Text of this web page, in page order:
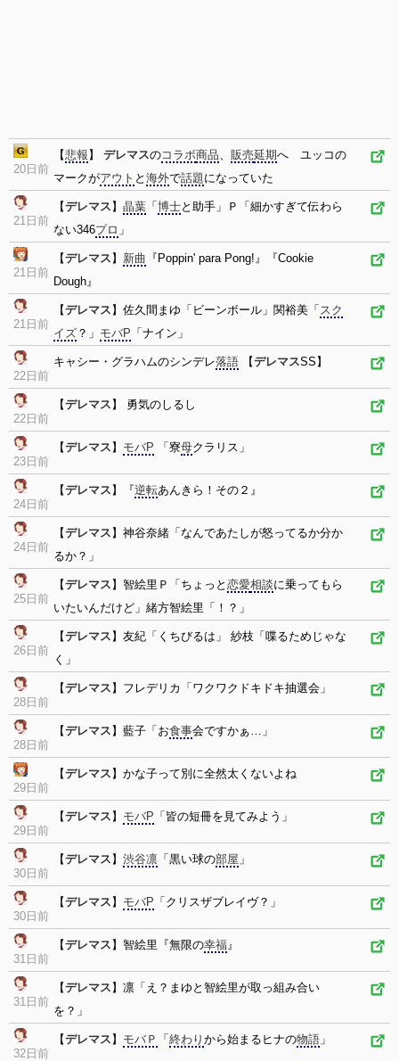
20日前
【悲報 】 デレマスのコラボ商品、 販売延期へ ユッコの
マークがアウト と 海外で話題になっていた
21日前
【デレマス 】 晶葉 「 博士と助手」Ｐ「細かすぎて伝わら
ない346プロ 」
21日前
【デレマス 】 新曲 『Poppin' para Pong!』『Cookie
Dough』
21日前
【デレマス 】佐久間まゆ「ビーンボール」関裕美「 スク
イズ ？」 モバP 「ナイン」
22日前
キャシー・グラハムのシンデレ落語 【デレマスSS】
22日前
【デレマス 】 勇気のしるし
23日前
【デレマス 】 モバP 「寮母クラリス」
24日前
【デレマス 】『逆転あんきら！その２』
24日前
【デレマス 】神谷奈緒「なんであたしが怒ってるか分か
るか？」
25日前
【デレマス 】智絵里Ｐ「ちょっと 恋愛相談に乗ってもら
いたいんだけど」緒方智絵里「！？」
26日前
【デレマス 】友紀「くちびるは」 紗枝「喋るためじゃな
く」
28日前
【デレマス 】フレデリカ「ワクワクドキドキ抽選会」
28日前
【デレマス 】藍子「お食事会ですかぁ…」
29日前
【デレマス 】かな子って別に全然太くないよね
29日前
【デレマス 】 モバP 「皆の短冊を見てみよう」
30日前
【デレマス 】 渋谷凛 「黒い球の部屋 」
30日前
【デレマス 】 モバP 「クリスザブレイヴ？」
31日前
【デレマス 】智絵里『無限の幸福』
31日前
【デレマス 】凛「え？まゆと智絵里が取っ組み合い
を？」
32日前
【デレマス 】 モバＰ 「 終わり から始まるヒナの物語 」